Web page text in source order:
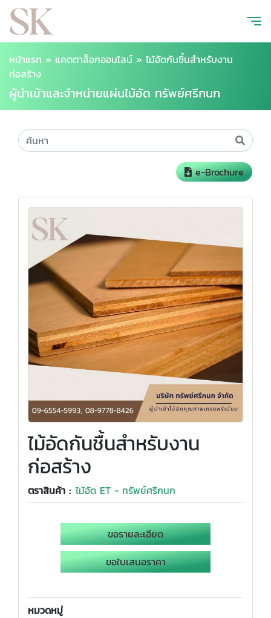
หน้าแรก » แคตตาล็อกออนไลน์ » ไม้อัดกันชื้นสำหรับงาน
ก่อสร้าง
ผู้นำเข้าและจำหน่ายแผ่นไม้อัด ทรัพย์ศรีกนก
e-Brochure
ไม้อัดกันชื้นสำหรับงาน
ก่อสร้าง
ตราสินค้า : ไม้อัด ET - ทรัพย์ศรีกนก
ขอรายละเอียด
ขอใบเสนอราคา
หมวดหมู่